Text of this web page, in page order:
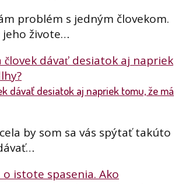
problém s jedným človekom.
jeho živote…
dávať desiatok aj napriek tomu, že má
by som sa vás spýtať takúto